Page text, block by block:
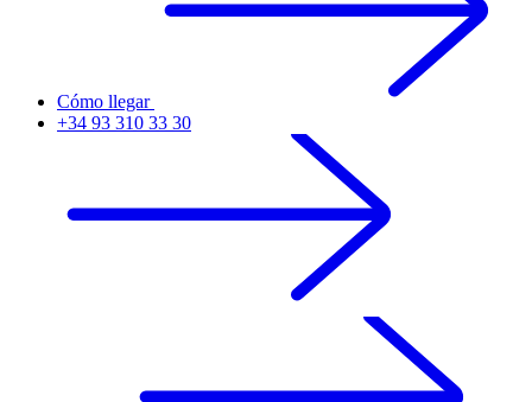
Cómo llegar
+34 93 310 33 30